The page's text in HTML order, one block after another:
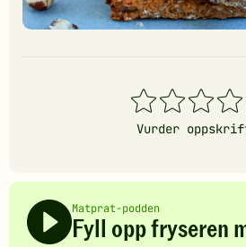
1
stjerner
2
stjerner
3
stjerner
4
Vurder
Matprat-podden
Fyll opp fryseren